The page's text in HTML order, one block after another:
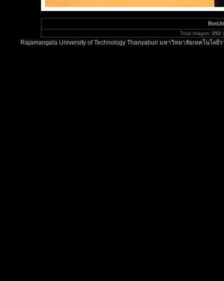
Total images: 252
Rajamangala University of Technology Thanyaburi มหาวิทยาลัยเทคโนโ